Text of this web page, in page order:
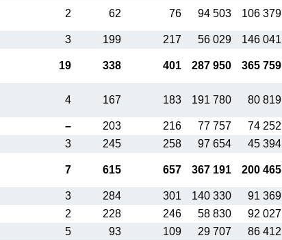
2 62 76 94 503 106 379
3 199 217 56 029 146 041
19 338 401 287 950 365 759
4 167 183 191 780 80 819
– 203 216 77 757 74 252
3 245 258 97 654 45 394
7 615 657 367 191 200 465
3 284 301 140 330 91 369
2 228 246 58 830 92 027
5 93 109 29 707 86 412